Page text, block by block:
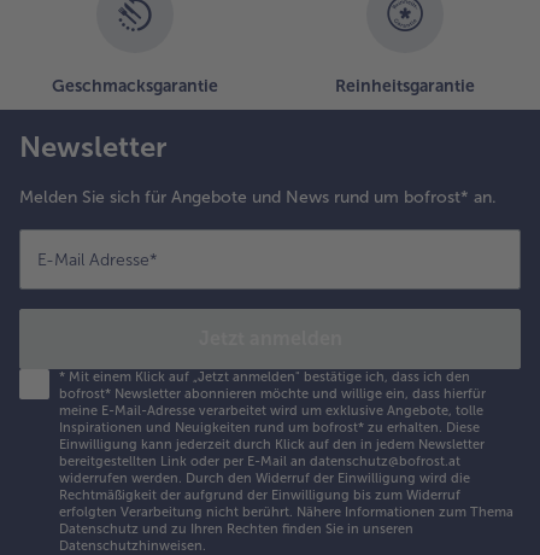
Geschmacksgarantie Reinheitsgarantie
Newsletter
Melden Sie sich für Angebote und News rund um bofrost* an.
E-Mail Adresse*
* Mit einem Klick auf „Jetzt anmelden" bestätige ich, dass ich den
bofrost* Newsletter abonnieren möchte und willige ein, dass hierfür
meine E-Mail-Adresse verarbeitet wird um exklusive Angebote, tolle
Inspirationen und Neuigkeiten rund um bofrost* zu erhalten. Diese
Einwilligung kann jederzeit durch Klick auf den in jedem Newsletter
bereitgestellten Link oder per E-Mail an datenschutz@bofrost.at
widerrufen werden. Durch den Widerruf der Einwilligung wird die
Rechtmäßigkeit der aufgrund der Einwilligung bis zum Widerruf
erfolgten Verarbeitung nicht berührt. Nähere Informationen zum Thema
Datenschutz und zu Ihren Rechten finden Sie in unseren
Datenschutzhinweisen.